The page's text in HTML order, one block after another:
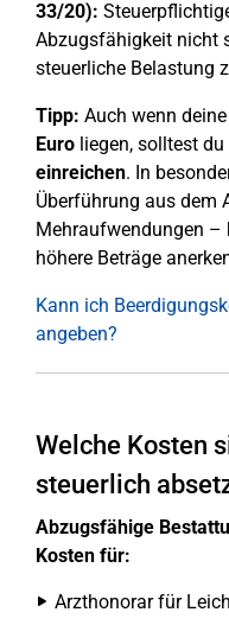
33/20):
Abzugsfähigkeit nicht
steuerliche Belastung
Tipp: Auch wenn
Euro liegen, solltest du
einreichen. In
Überführung aus dem
Mehraufwendungen –
höhere Beträge
Kann ich
angeben?
Welche Kosten
steuerlich
Abzugsfähige
Kosten für:
Arzthonorar für